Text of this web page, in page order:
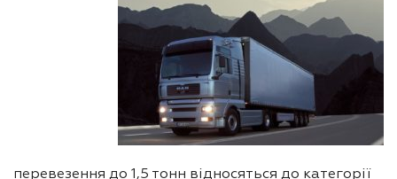
перевезення до 1,5 тонн відносяться до категорії